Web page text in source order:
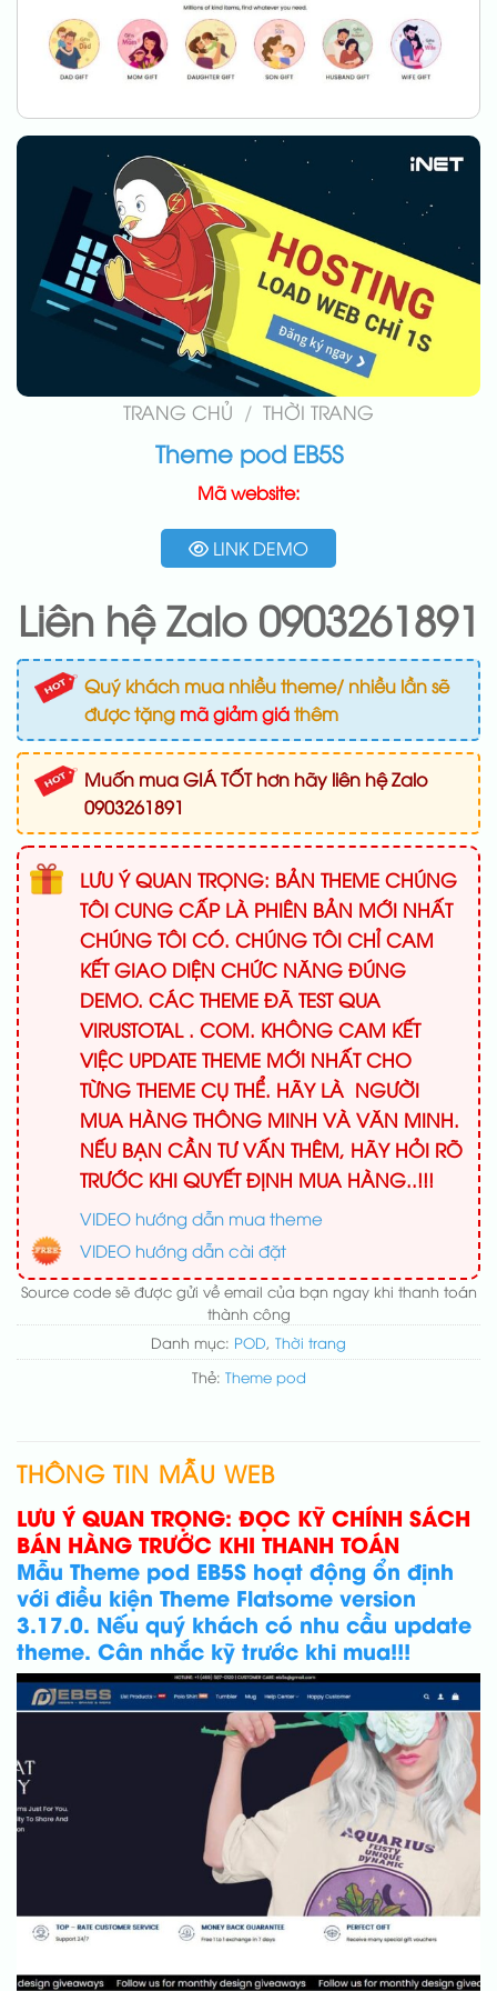
TRANG CHỦ / THỜI TRANG
Theme pod EB5S
Mã website:
LINK DEMO
Liên hệ Zalo 0903261891
Quý khách mua nhiều theme/ nhiều lần sẽ
được tặng mã giảm giáthêm
Muốn mua GIÁ TỐT hơn hãy liên hệ Zalo
0903261891
LƯU Ý QUAN TRỌNG: BẢN THEME CHÚNG
TÔI CUNG CẤP LÀ PHIÊN BẢN MỚI NHẤT
CHÚNG TÔI CÓ. CHÚNG TÔI CHỈ CAM
KẾT GIAO DIỆN CHỨC NĂNG ĐÚNG
DEMO. CÁC THEME ĐÃ TEST QUA
VIRUSTOTAL . COM. KHÔNG CAM KẾT
VIỆC UPDATE THEME MỚI NHẤT CHO
TỪNG THEME CỤ THỂ. HÃY LÀ NGƯỜI
MUA HÀNG THÔNG MINH VÀ VĂN MINH.
NẾU BẠN CẦN TƯ VẤN THÊM, HÃY HỎI RÕ
TRƯỚC KHI QUYẾT ĐỊNH MUA HÀNG..!!!
VIDEO hướng dẫn mua theme
VIDEO hướng dẫn cài đặt
Source code sẽ được gửi về email của bạn ngay khi thanh toán
thành công
Danh mục: POD, Thời trang
Thẻ: Theme pod
THÔNG TIN MẪU WEB
LƯU Ý QUAN TRỌNG: ĐỌC KỸ CHÍNH SÁCH
BÁN HÀNG TRƯỚC KHI THANH TOÁN
Mẫu Theme pod EB5S hoạt động ổn định
với điều kiện Theme Flatsome version
3.17.0. Nếu quý khách có nhu cầu update
theme. Cân nhắc kỹ trước khi mua!!!